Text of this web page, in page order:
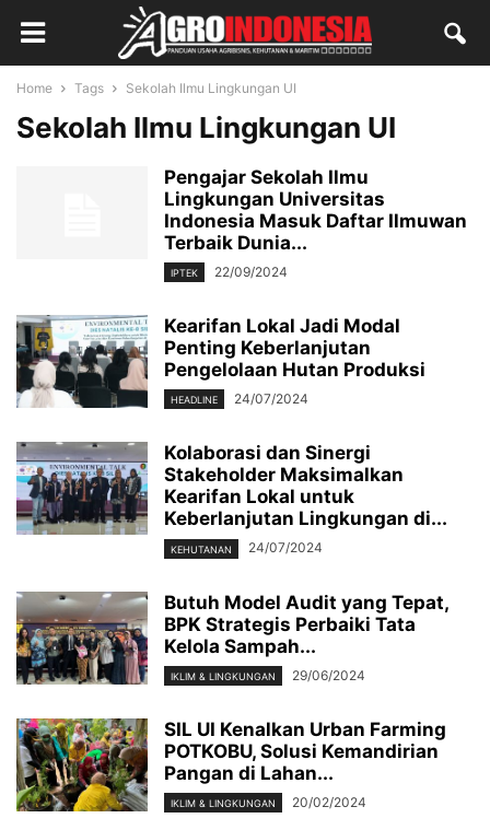
Home Tags Sekolah Ilmu Lingkungan UI
Sekolah Ilmu Lingkungan UI
Pengajar Sekolah Ilmu
Lingkungan Universitas
Indonesia Masuk Daftar Ilmuwan
Terbaik Dunia...
IPTEK 22/09/2024
Kearifan Lokal Jadi Modal
Penting Keberlanjutan
Pengelolaan Hutan Produksi
HEADLINE 24/07/2024
Kolaborasi dan Sinergi
Stakeholder Maksimalkan
Kearifan Lokal untuk
Keberlanjutan Lingkungan di...
KEHUTANAN 24/07/2024
Butuh Model Audit yang Tepat,
BPK Strategis Perbaiki Tata
Kelola Sampah...
IKLIM & LINGKUNGAN 29/06/2024
SIL UI Kenalkan Urban Farming
POTKOBU, Solusi Kemandirian
Pangan di Lahan...
IKLIM & LINGKUNGAN 20/02/2024